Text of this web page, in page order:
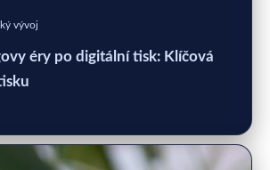
vývoj
éry po digitální tisk: Klíčová